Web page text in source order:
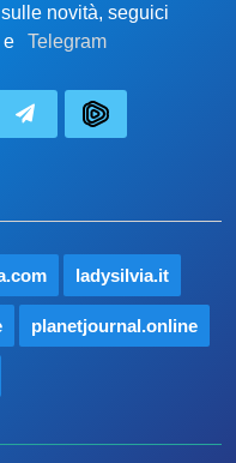
novità, seguici
e
Telegram
ladysilvia.it
planetjournal.online